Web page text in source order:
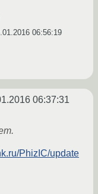
06:56:19
06:37:31
PhizIC/update